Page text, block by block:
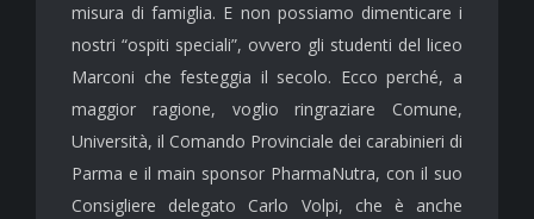
misura di famiglia. E non possiamo dimenticare i
nostri “ospiti speciali”, ovvero gli studenti del liceo
Marconi che festeggia il secolo. Ecco perché, a
maggior ragione, voglio ringraziare Comune,
Università, il Comando Provinciale dei carabinieri di
Parma e il main sponsor PharmaNutra, con il suo
Consigliere delegato Carlo Volpi, che è anche